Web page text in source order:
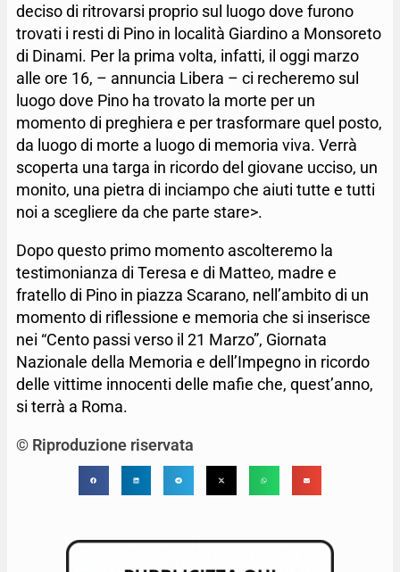
deciso di ritrovarsi proprio sul luogo dove furono
trovati i resti di Pino in località Giardino a Monsoreto
di Dinami. Per la prima volta, infatti, il oggi marzo
alle ore 16, – annuncia Libera – ci recheremo sul
luogo dove Pino ha trovato la morte per un
momento di preghiera e per trasformare quel posto,
da luogo di morte a luogo di memoria viva. Verrà
scoperta una targa in ricordo del giovane ucciso, un
monito, una pietra di inciampo che aiuti tutte e tutti
noi a scegliere da che parte stare>.
Dopo questo primo momento ascolteremo la
testimonianza di Teresa e di Matteo, madre e
fratello di Pino in piazza Scarano, nell’ambito di un
momento di riflessione e memoria che si inserisce
nei “Cento passi verso il 21 Marzo”, Giornata
Nazionale della Memoria e dell’Impegno in ricordo
delle vittime innocenti delle mafie che, quest’anno,
si terrà a Roma.
© Riproduzione riservata